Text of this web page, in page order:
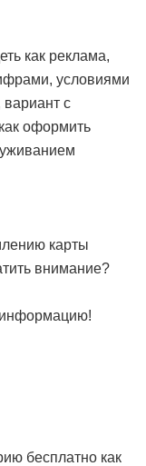
как реклама,
условиями
с
как оформить
карты
внимание?
информацию!
бесплатно как